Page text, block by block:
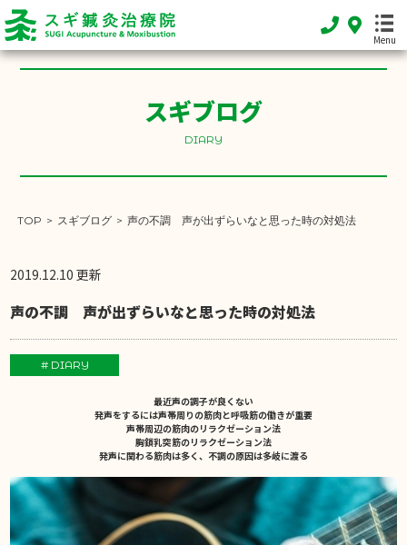
Menu
ホーム
MENU
お知らせ
INFORMATION
スギブログ
DIARY
スギブログ
DIARY
TOP > スギブログ > 声の不調 声が出ずらいなと思った時の対処法
2019.12.10 更新
声の不調 声が出ずらいなと思った時の対処法
# DIARY
最近声の調子が良くない
発声をするには声帯周りの筋肉と呼吸筋の働きが重要
声帯周辺の筋肉のリラクゼーション法
胸鎖乳突筋のリラクゼーション法
発声に関わる筋肉は多く、不調の原因は多岐に渡る